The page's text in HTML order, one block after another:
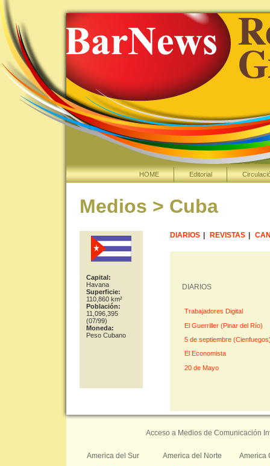
HOME Editorial
Medios > Cuba
Capital:
Havana
Superficie:
110,860 km²
Población:
11,096,395
(07/99)
Moneda:
Peso Cubano
DIARIOS | REVISTAS |
DIARIOS
Trabajadores Digital
El Guerriller (Pinar del Río)
5 de septiembre
El Economista
20 de Mayo
Acceso a Medios de Comunicación
America del Sur America del Norte America